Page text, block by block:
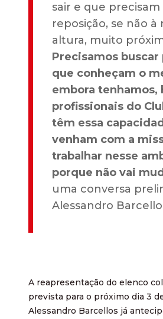
sair e que precisam
reposição, se não à
altura, muito
Precisamos buscar
que conheçam o
embora tenhamos,
profissionais do
têm essa
venham com a
trabalhar nesse
porque não vai
uma conversa
Alessandro
A reapresentação do elenco
prevista para o próximo dia 3
Alessandro Barcellos já